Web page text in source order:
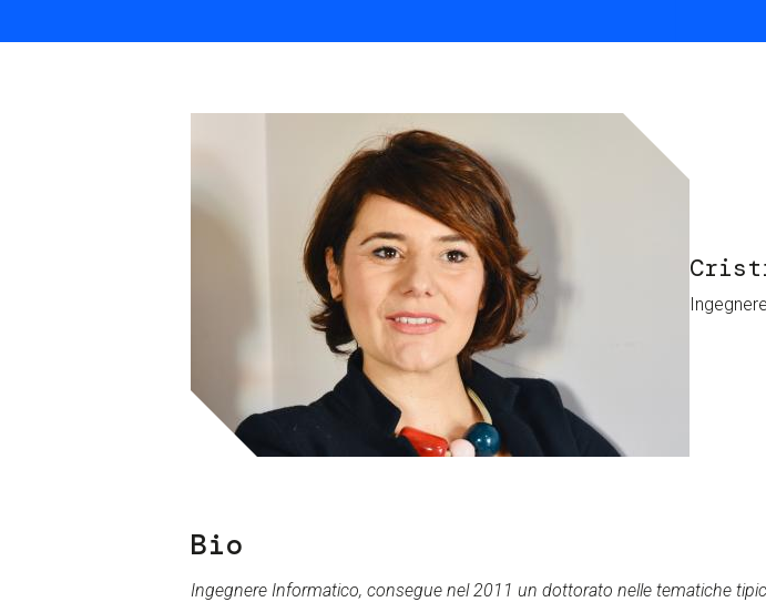
Bio
Ingegnere Informatico, consegue nel 2011 un dottorato nelle tematiche